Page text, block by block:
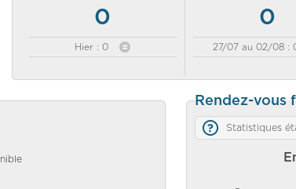
0
Hier : 0
0
27/07 au 02/08 :
Rendez-vous
Statistiques